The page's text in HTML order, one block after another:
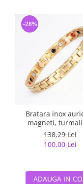
Bratara inox
magneti,
germaniu si
138,29 Lei
100,00 Lei
-28%
ADAUGA IN